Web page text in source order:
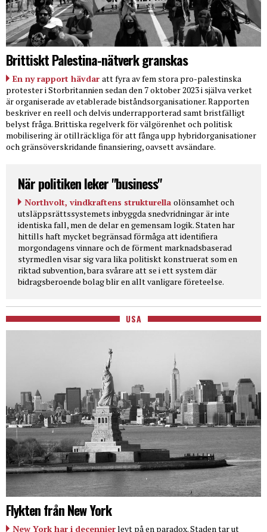
Brittiskt Palestina-nätverk granskas
En ny rapport hävdar att fyra av fem stora pro-palestinska
protester i Storbritannien sedan den 7 oktober 2023 i själva verket
är organiserade av etablerade biståndsorganisationer. Rapporten
beskriver en reell och delvis underrapporterad samt bristfälligt
belyst fråga. Brittiska regelverk för välgörenhet och politisk
mobilisering är otillräckliga för att fånga upp hybridorganisationer
och gränsöverskridande finansiering, oavsett avsändare.
När politiken leker "business"
Northvolt, vindkraftens strukturella olönsamhet och
utsläppsrättssystemets inbyggda snedvridningar är inte
identiska fall, men de delar en gemensam logik. Staten har
hittills haft mycket begränsad förmåga att identifiera
morgondagens vinnare och de förment marknadsbaserad
styrmedlen visar sig vara lika politiskt konstruerat som en
riktad subvention, bara svårare att se i ett system där
bidragsberoende bolag blir en allt vanligare företeelse.
USA
Flykten från New York
New York har i decennierlevt på en paradox. Staden tar ut